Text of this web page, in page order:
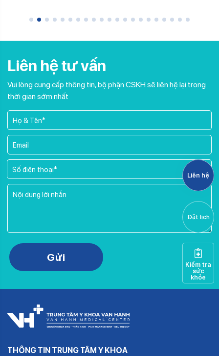
THÔNG TIN TRUNG TÂM Y KHOA
Liên hệ tư vấn
Vui lòng cung cấp thông tin, bộ phận CSKH sẽ liên hệ lại trong
thời gian sớm nhất
Please leave this field empty.
Gửi
Liên hệ
Đặt lịch
Kiểm tra
sức
khỏe